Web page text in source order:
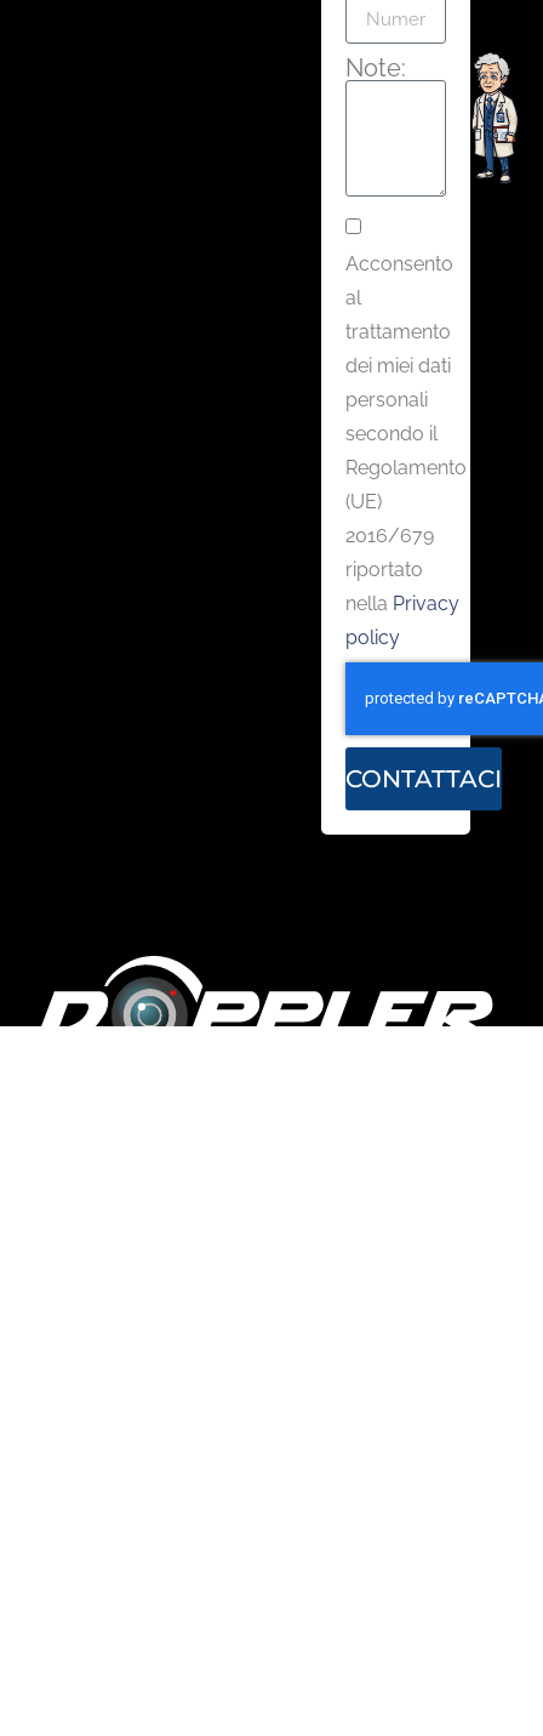
Note:
Acconsento
al
trattamento
dei miei dati
personali
secondo il
Regolamento
(UE)
2016/679
riportato
nella Privacy
policy
CONTATTACI